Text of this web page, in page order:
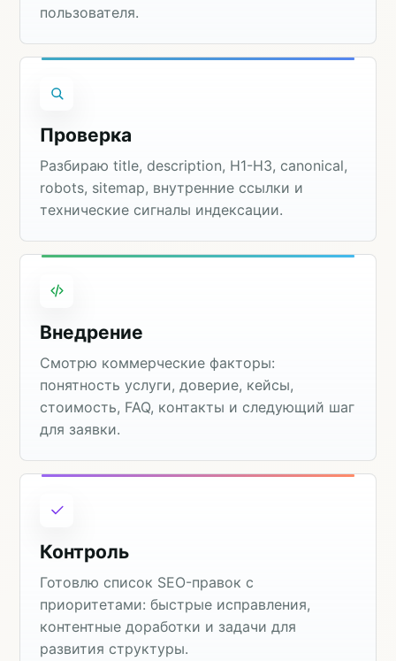
пользователя.
Проверка
Разбираю title, description, H1-H3, canonical,
robots, sitemap, внутренние ссылки и
технические сигналы индексации.
Внедрение
Смотрю коммерческие факторы:
понятность услуги, доверие, кейсы,
стоимость, FAQ, контакты и следующий шаг
для заявки.
Контроль
Готовлю список SEO-правок с
приоритетами: быстрые исправления,
контентные доработки и задачи для
развития структуры.